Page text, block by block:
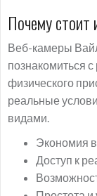
Почему стоит
Веб-камеры
познакомиться
физического
реальные
видами.
Экономия
Доступ к